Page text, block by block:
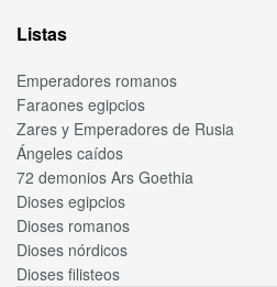
Listas
Emperadores romanos
Faraones egipcios
Zares y Emperadores de Rusia
Ángeles caídos
72 demonios Ars Goethia
Dioses egipcios
Dioses romanos
Dioses nórdicos
Dioses filisteos